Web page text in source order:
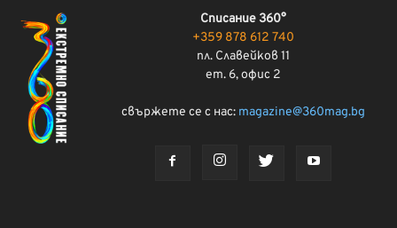
Списание 360°
+359 878 612 740
пл. Славейков 11
ет. 6, офис 2
свържете се с нас: magazine@360mag.bg